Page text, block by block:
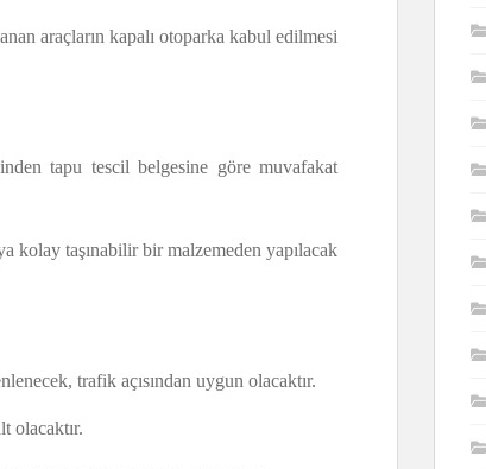
araçların kapalı otoparka kabul edilmesi
tapu tescil belgesine göre muvafakat
kolay taşınabilir bir malzemeden yapılacak
trafik açısından uygun olacaktır.
olacaktır.